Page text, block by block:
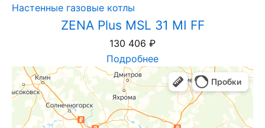
Настенные газовые котлы
ZENA Plus MSL 31 MI FF
130 406 ₽
Подробнее